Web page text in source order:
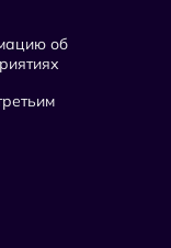
об